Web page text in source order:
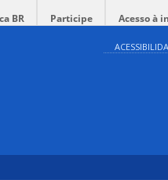
BR Participe Acesso à